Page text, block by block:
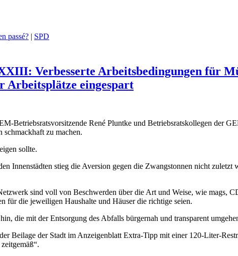
passé? | SPD
Verbesserte Arbeitsbedingungen für
Arbeitsplätze eingespart
Betriebsratsvorsitzende René Pluntke und Betriebsratskollegen der
zu machen.
sollte.
Innenstädten stieg die Aversion gegen die Zwangstonnen nicht
sind voll von Beschwerden über die Art und Weise, wie mags,
für die jeweiligen Haushalte und Häuser die richtige seien.
die mit der Entsorgung des Abfalls bürgernah und transparent
Beilage der Stadt im Anzeigenblatt Extra-Tipp mit einer 120-Liter-